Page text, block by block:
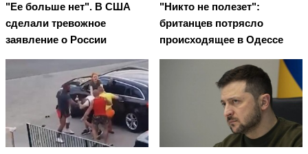
"Ее больше нет". В США
сделали тревожное
заявление о России
"Никто не полезет":
британцев потрясло
происходящее в Одессе